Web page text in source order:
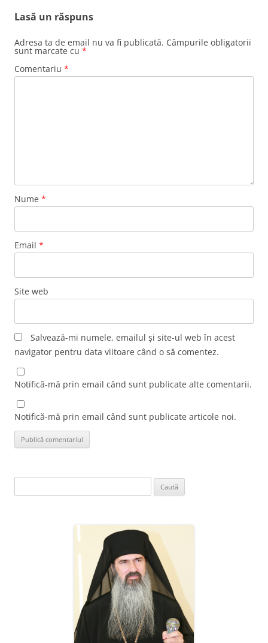
Lasă un răspuns
Adresa ta de email nu va fi publicată. Câmpurile obligatorii
sunt marcate cu *
Comentariu *
Nume *
Email *
Site web
Salvează-mi numele, emailul și site-ul web în acest
navigator pentru data viitoare când o să comentez.
Notifică-mă prin email când sunt publicate alte comentarii.
Notifică-mă prin email când sunt publicate articole noi.
după: